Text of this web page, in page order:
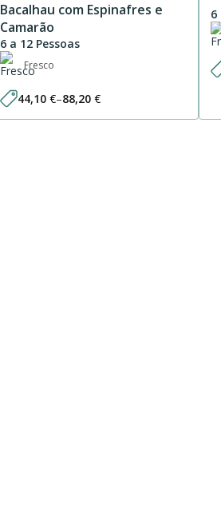
Bacalhau com Espinafres e
Camarão
6 a 12 Pessoas
Fresco
44,10 €–88,20 €
Price
range:
6